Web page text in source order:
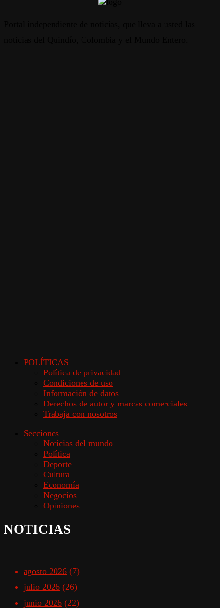
POLÍTICAS
Política de privacidad
Condiciones de uso
Información de datos
Derechos de autor y marcas comerciales
Trabaja con nosotros
Secciones
Noticias del mundo
Política
Deporte
Cultura
Economía
Negocios
Opiniones
NOTICIAS
agosto 2026 (7)
julio 2026 (26)
junio 2026 (22)